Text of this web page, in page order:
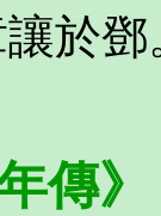
於
傳》